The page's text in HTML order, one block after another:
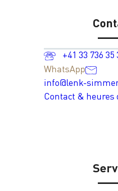
+41 33 736 35
WhatsApp
info@lenk-
Contact & heures